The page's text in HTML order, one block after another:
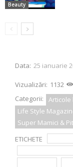
Beauty
Data: 25 ianuarie
Vizualizări: 1132
Categorii:
Articole
Life Style
Super Mamici &
ETICHETE